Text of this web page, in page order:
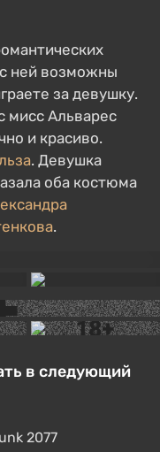
ней возможны
за девушку.
мисс Альварес
и красиво.
. Девушка
оба костюма
.
в следующий
2077